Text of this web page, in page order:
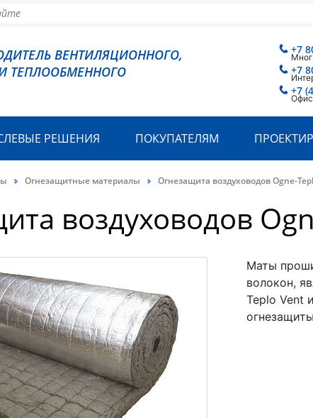
ВЕНТИЛЯЦИОННОГО,
ТЕПЛООБМЕННОГО
+7
+7
+7
РЕШЕНИЯ ПОКУПАТЕЛЯМ
Огнезащитные материалы Огнезащита воздуховодов Ogne-
воздуховодов
Маты
волокон,
Teplo Vent